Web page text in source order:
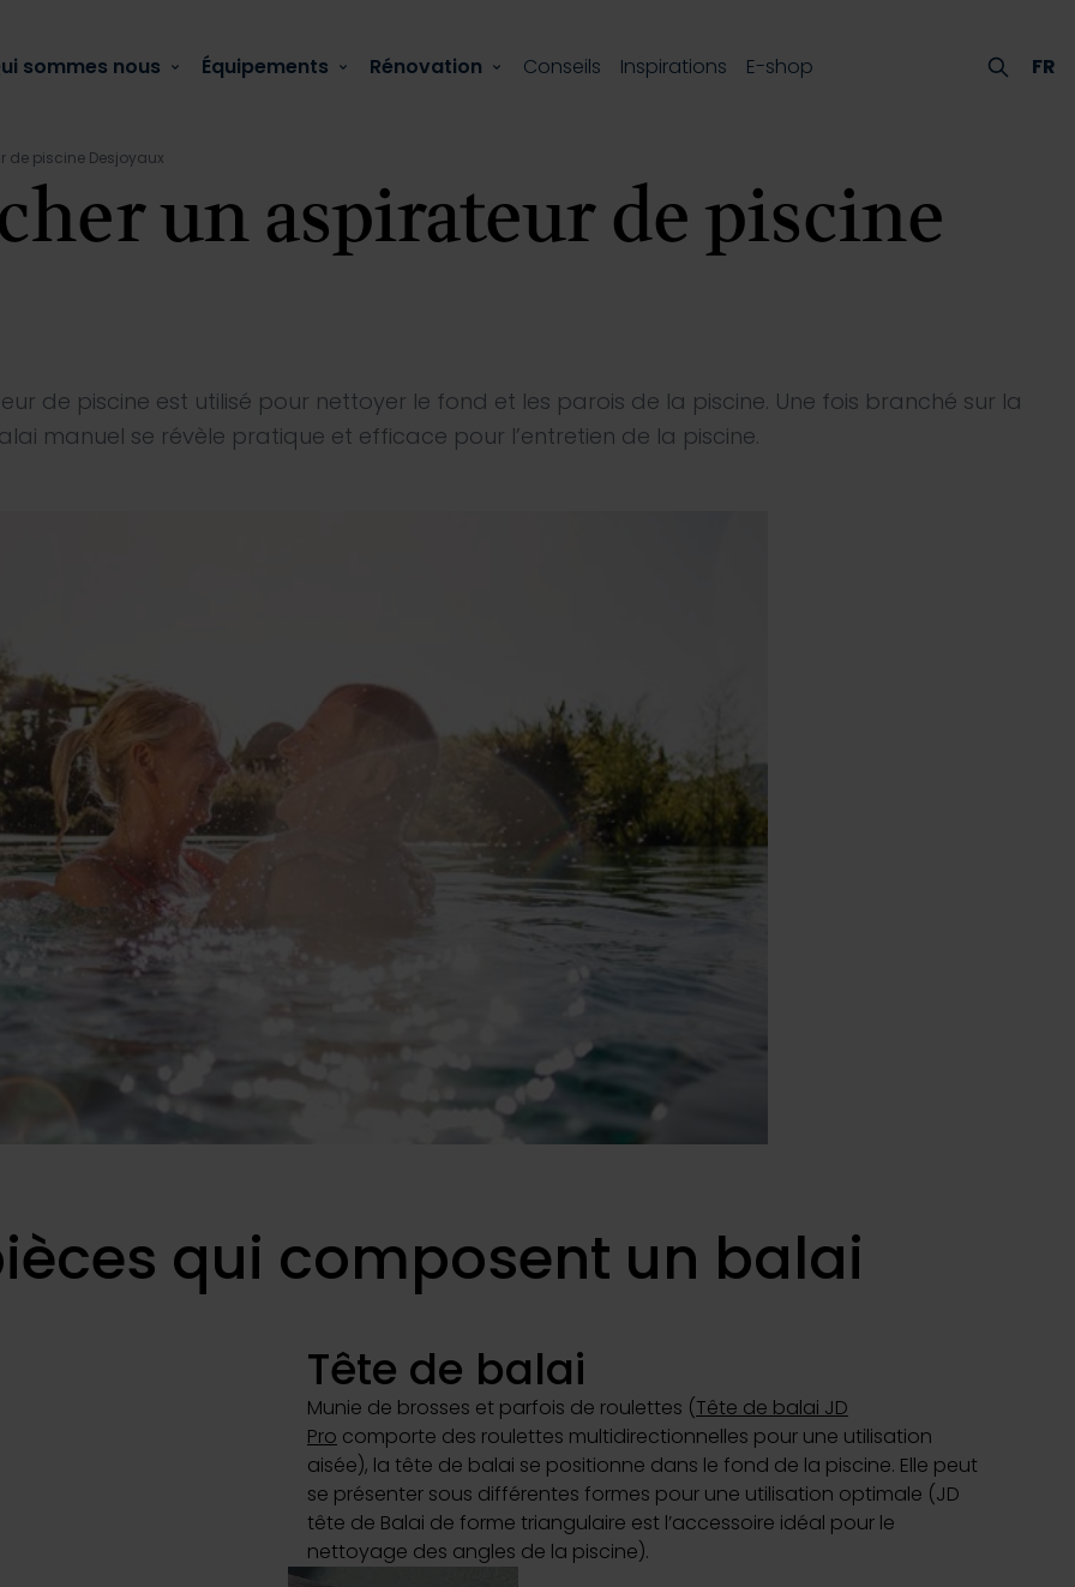
Pool & Play :
Piscines au meilleur prix
sommes nous
Actualité
9 juillet 2026
Desjoyaux : Le pisciniste continue d’innover pour rester à flot
Équipements
Découvrir
Découvrez nos bâche à bulles
Rénovation
la réparer ?
Conseils Inspirations E-shop FR
piscine Desjoyaux
un aspirateur de piscine
de piscine est utilisé pour nettoyer le fond et les parois de la piscine. Une fois branché sur la
manuel se révèle pratique et efficace pour l’entretien de la piscine.
qui composent un balai
Tête de balai
Munie de brosses et parfois de roulettes (Tête de balai JD
Pro comporte des roulettes multidirectionnelles pour une utilisation
aisée), la tête de balai se positionne dans le fond de la piscine. Elle peut
se présenter sous différentes formes pour une utilisation optimale (JD
tête de Balai de forme triangulaire est l’accessoire idéal pour le
nettoyage des angles de la piscine).